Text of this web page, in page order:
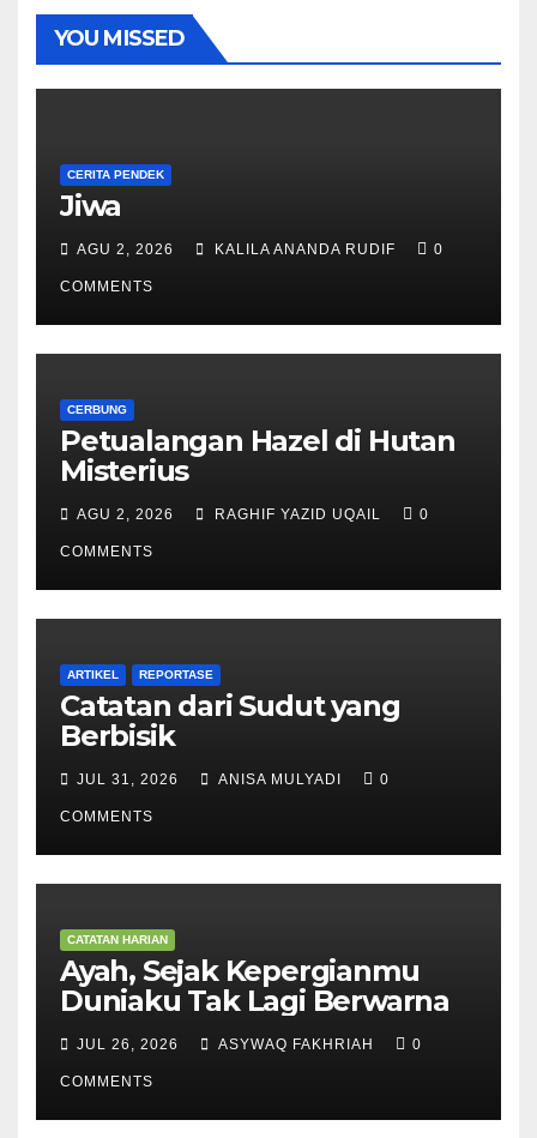
YOU MISSED
CERITA PENDEK
Jiwa
AGU 2, 2026 KALILA ANANDA RUDIF 0
COMMENTS
CERBUNG
Petualangan Hazel di Hutan
Misterius
AGU 2, 2026 RAGHIF YAZID UQAIL 0
COMMENTS
ARTIKEL REPORTASE
Catatan dari Sudut yang
Berbisik
JUL 31, 2026 ANISA MULYADI 0
COMMENTS
CATATAN HARIAN
Ayah, Sejak Kepergianmu
Duniaku Tak Lagi Berwarna
JUL 26, 2026 ASYWAQ FAKHRIAH 0
COMMENTS